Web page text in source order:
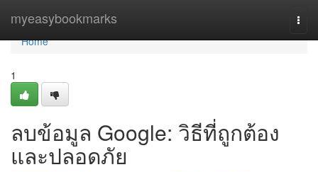
myeasybookmarks
Home
Home
1
ลบข้อมูล Google: วิธีที่ถูกต้อง
และปลอดภัย